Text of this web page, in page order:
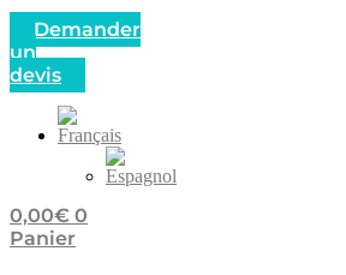
Demander
un
devis
0,00€ 0
Panier